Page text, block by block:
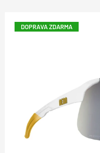
DOPRAVA ZDARMA